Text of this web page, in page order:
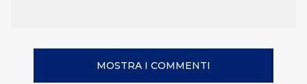
MOSTRA I COMMENTI